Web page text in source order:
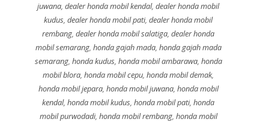
juwana,dealer honda mobil kendal,dealer honda mobil
kudus,dealer honda mobil pati,dealer honda mobil
rembang,dealer honda mobil salatiga,dealer honda
mobil semarang, honda gajah mada, honda gajah mada
semarang, honda kudus, honda mobil ambarawa, honda
mobil blora,honda mobil cepu,honda mobil demak,
honda mobil jepara, honda mobil juwana, honda mobil
kendal,honda mobil kudus,honda mobil pati,honda
mobil purwodadi, honda mobil rembang, honda mobil